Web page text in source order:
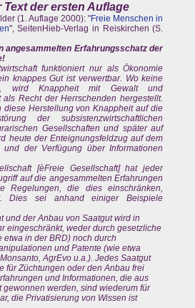
Text der ersten Auflage
(1. Auflage 2000): "Freie Menschen in
", SeitenHieb-Verlag in Reiskirchen (S.
angesammelten Erfahrungsschatz der
funktioniert nur als Ökonomie
knappes Gut ist verwertbar. Wo keine
wird Knappheit mit Gewalt und
als Recht der Herrschenden hergestellt.
diese Herstellung von Knappheit auf die
der subsistenzwirtschaftlichen
Gesellschaften und später auf
heute der Enteignungsfeldzug auf dem
und der Verfügung über Informationen
[èFreie Gesellschaft] hat jeder
auf die angesammelten Erfahrungen
Regelungen, die dies einschränken,
Dies sei anhand einiger Beispiele
und der Anbau von Saatgut wird in
eingeschränkt, weder durch gesetzliche
etwa in der BRD) noch durch
und Patente (wie etwa
AgrEvo u.a.). Jedes Saatgut
für Züchtungen oder den Anbau frei
und Informationen, die aus
gewonnen werden, sind wiederum für
die Privatisierung von Wissen ist